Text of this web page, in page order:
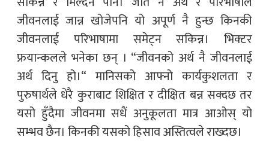
जीवनलाई जान्न खोजेपनि यो अपूर्ण नै हुन्छ किनकी
जीवनलाई परिभाषामा समेट्न सकिन्न। भिक्टर
फ्रयान्कलले भनेका छन् । “जीवनको अर्थ नै जीवनलाई
अर्थ दिनु हो।“ मानिसको आफ्नो कार्यकुशलता र
पुरुषार्थले धेरै कुराबाट शिक्षित र दीक्षित बन्न सक्दछ तर
यसो हुँदैमा जीवनमा सधैं अनुकूलता मात्र आओस् यो
सम्भव छैन। किनकी यसको हिसाव अस्तित्वले राख्दछ।